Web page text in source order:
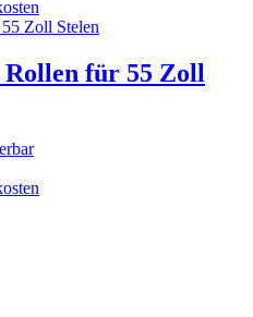
für 55 Zoll